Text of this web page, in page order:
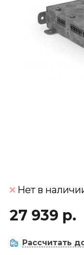
Нет в
27 939 р.
Рассчитать